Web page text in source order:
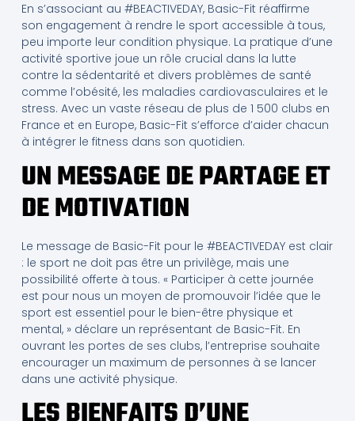
En s’associant au #BEACTIVEDAY, Basic-Fit réaffirme
son engagement à rendre le sport accessible à tous,
peu importe leur condition physique. La pratique d’une
activité sportive joue un rôle crucial dans la lutte
contre la sédentarité et divers problèmes de santé
comme l’obésité, les maladies cardiovasculaires et le
stress. Avec un vaste réseau de plus de 1 500 clubs en
France et en Europe, Basic-Fit s’efforce d’aider chacun
à intégrer le fitness dans son quotidien.
UN MESSAGE DE PARTAGE ET
DE MOTIVATION
Le message de Basic-Fit pour le #BEACTIVEDAY est clair
: le sport ne doit pas être un privilège, mais une
possibilité offerte à tous. « Participer à cette journée
est pour nous un moyen de promouvoir l’idée que le
sport est essentiel pour le bien-être physique et
mental, » déclare un représentant de Basic-Fit. En
ouvrant les portes de ses clubs, l’entreprise souhaite
encourager un maximum de personnes à se lancer
dans une activité physique.